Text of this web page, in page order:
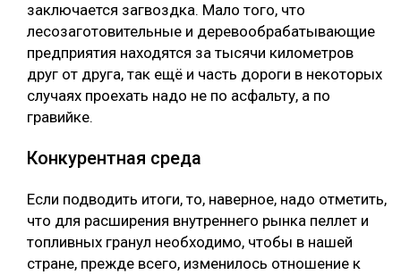
заключается загвоздка. Мало того, что
лесозаготовительные и деревообрабатывающие
предприятия находятся за тысячи километров
друг от друга, так ещё и часть дороги в некоторых
случаях проехать надо не по асфальту, а по
гравийке.
Конкурентная среда
Если подводить итоги, то, наверное, надо отметить,
что для расширения внутреннего рынка пеллет и
топливных гранул необходимо, чтобы в нашей
стране, прежде всего, изменилось отношение к